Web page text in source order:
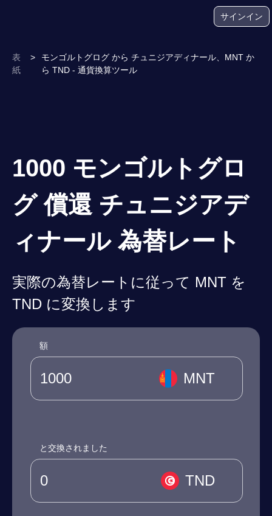
サインイン
表
紙
>
モンゴルトグログ から チュニジアディナール、MNT か
ら TND - 通貨換算ツール
1000 モンゴルトグロ
グ 償還 チュニジアデ
ィナール 為替レート
実際の為替レートに従って MNT を
TND に変換します
額
MNT
と交換されました
TND